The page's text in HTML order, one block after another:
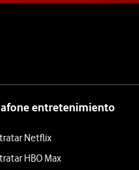
entretenimiento
Netflix
HBO Max